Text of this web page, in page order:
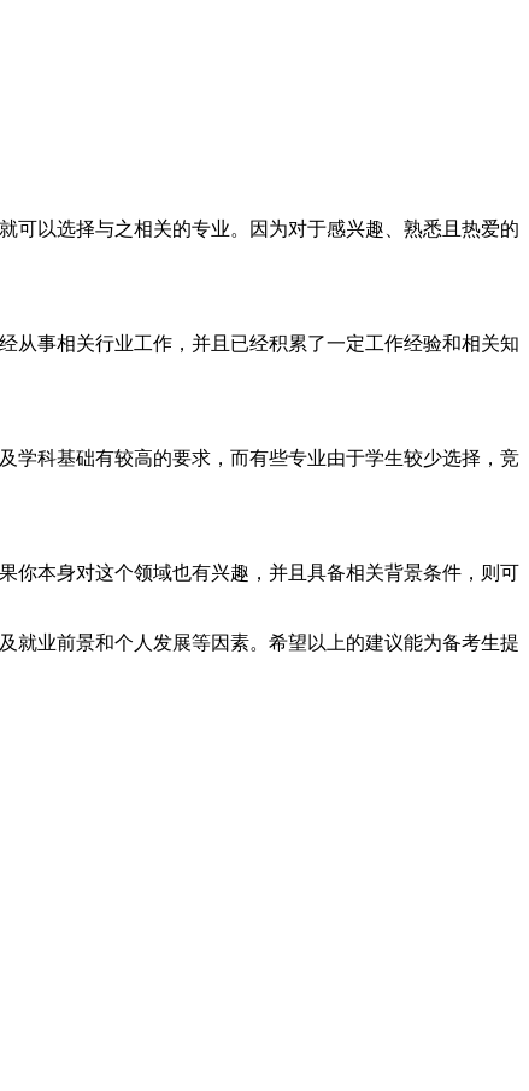
以选择与之相关的专业。因为对于感兴趣、熟悉且热爱的
事相关行业工作，并且已经积累了一定工作经验和相关知
科基础有较高的要求，而有些专业由于学生较少选择，竞
本身对这个领域也有兴趣，并且具备相关背景条件，则可
业前景和个人发展等因素。希望以上的建议能为备考生提